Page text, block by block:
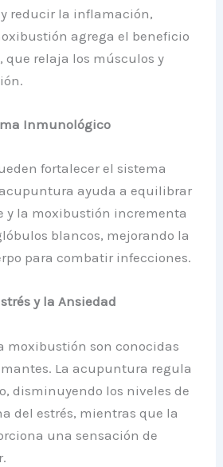
reducir la inflamación,
agrega el beneficio
que relaja los músculos y
Inmunológico
fortalecer el sistema
ayuda a equilibrar
y la moxibustión incrementa
blancos, mejorando la
para combatir infecciones.
y la Ansiedad
moxibustión son conocidas
La acupuntura regula
disminuyendo los niveles de
del estrés, mientras que la
una sensación de